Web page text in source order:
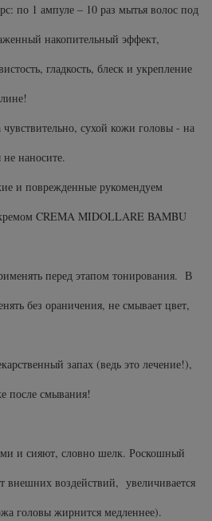
по 1 ампуле – 10 раз мытья волос под
накопительный эффект,
гладкость, блеск и укрепление
сухой кожи головы - на
наносите.
и поврежденные рукомендуем
CREMA MIDOLLARE BAMBU
перед этапом тонирования. В
без ораничения, не смывает цвет,
запах (ведь это лечение!),
после смывания!
и сияют, словно шелк. Роскошный
внешних воздействий, увеличивается
головы жирнится медленнее).